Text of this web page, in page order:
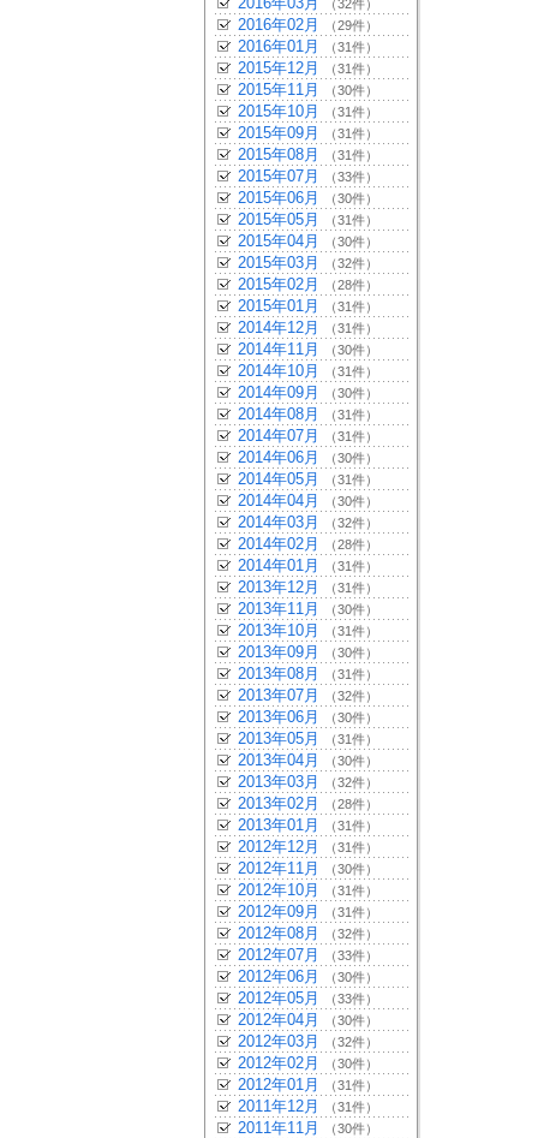
（32件）
2016年02月 （29件）
2016年01月 （31件）
2015年12月 （31件）
2015年11月 （30件）
2015年10月 （31件）
2015年09月 （31件）
2015年08月 （31件）
2015年07月 （33件）
2015年06月 （30件）
2015年05月 （31件）
2015年04月 （30件）
2015年03月 （32件）
2015年02月 （28件）
2015年01月 （31件）
2014年12月 （31件）
2014年11月 （30件）
2014年10月 （31件）
2014年09月 （30件）
2014年08月 （31件）
2014年07月 （31件）
2014年06月 （30件）
2014年05月 （31件）
2014年04月 （30件）
2014年03月 （32件）
2014年02月 （28件）
2014年01月 （31件）
2013年12月 （31件）
2013年11月 （30件）
2013年10月 （31件）
2013年09月 （30件）
2013年08月 （31件）
2013年07月 （32件）
2013年06月 （30件）
2013年05月 （31件）
2013年04月 （30件）
2013年03月 （32件）
2013年02月 （28件）
2013年01月 （31件）
2012年12月 （31件）
2012年11月 （30件）
2012年10月 （31件）
2012年09月 （31件）
2012年08月 （32件）
2012年07月 （33件）
2012年06月 （30件）
2012年05月 （33件）
2012年04月 （30件）
2012年03月 （32件）
2012年02月 （30件）
2012年01月 （31件）
2011年12月 （31件）
2011年11月 （30件）